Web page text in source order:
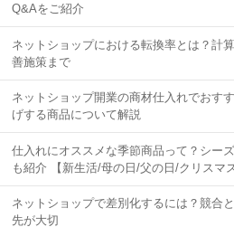
Q&Aをご紹介
ネットショップにおける転換率とは？計
善施策まで
ネットショップ開業の商材仕入れでおす
げする商品について解説
仕入れにオススメな季節商品って？シー
も紹介 【新生活/母の日/父の日/クリスマ
ネットショップで差別化するには？競合
先が大切